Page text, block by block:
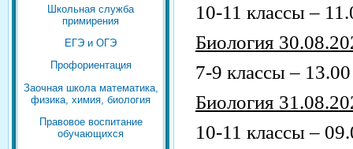
Школьная служба
примирения
ЕГЭ и ОГЭ
Профориентация
Заочная школа математика,
физика, химия, биология
Правовое воспитание
обучающихся
10-11 классы –
Биология
7-9 классы – 13.00
Биология
10-11 классы –